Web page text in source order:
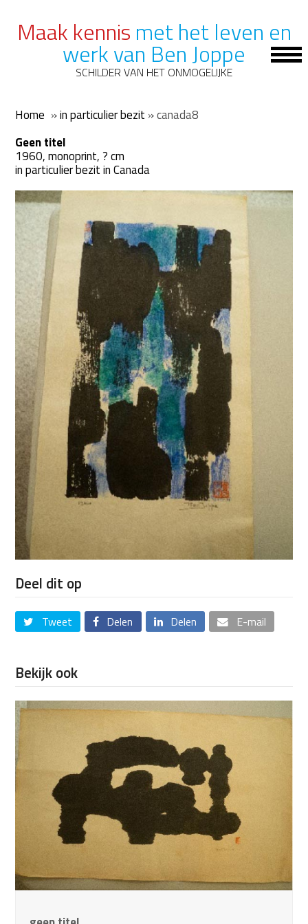
Maak kennis met het leven en
werk van Ben Joppe
SCHILDER VAN HET ONMOGELIJKE
Home »in particulier bezit »canada8
Geen titel
1960, monoprint, ? cm
in particulier bezit in Canada
Deel dit op
Tweet Delen Delen E-mail
Bekijk ook